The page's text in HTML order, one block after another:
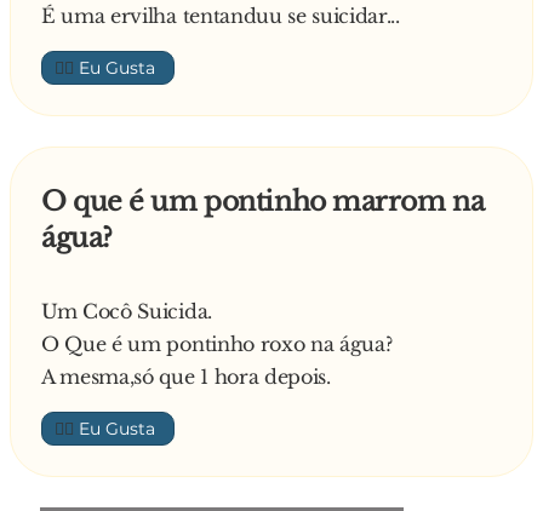
É uma ervilha tentanduu se suicidar...
👍🏼
O que é um pontinho marrom na
água?
Um Cocô Suicida.
O Que é um pontinho roxo na água?
A mesma,só que 1 hora depois.
👍🏼